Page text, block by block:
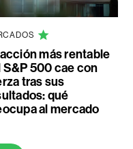
más rentable
S&P 500 cae con
tras sus
qué
al mercado